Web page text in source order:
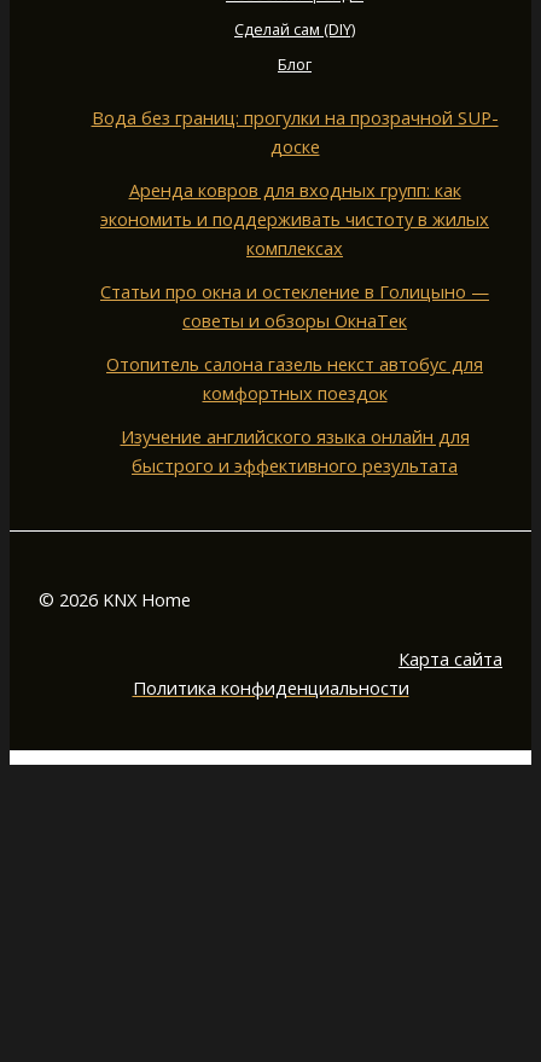
Сделай сам (DIY)
Блог
Вода без границ: прогулки на прозрачной SUP-
доске
Аренда ковров для входных групп: как
экономить и поддерживать чистоту в жилых
комплексах
Статьи про окна и остекление в Голицыно —
советы и обзоры ОкнаТек
Отопитель салона газель некст автобус для
комфортных поездок
Изучение английского языка онлайн для
быстрого и эффективного результата
© 2026 KNX Home
Карта сайта
Политика конфиденциальности